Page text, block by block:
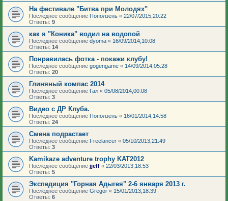
На фестивале "Битва при Молодях"
Последнее сообщение Поползень « 22/07/2015,20:22
Ответы: 9
как я "Коника" водил на водопой
Последнее сообщение dyoma « 16/09/2014,10:08
Ответы: 14
Понравилась фотка - покажи клубу!
Последнее сообщение gogengame « 14/09/2014,05:28
Ответы: 20
Глиняный компас 2014
Последнее сообщение Гал « 05/08/2014,00:08
Ответы: 3
Видео с ДР Клуба.
Последнее сообщение Поползень « 16/01/2014,14:58
Ответы: 24
Смена подрастает
Последнее сообщение Freelancer « 05/10/2013,21:49
Ответы: 3
Kamikaze adventure trophy KAT2012
Последнее сообщение jjeff « 22/03/2013,18:53
Ответы: 5
Экспедиция "Горная Адыгея" 2-6 января 2013 г.
Последнее сообщение Gregor « 15/01/2013,18:39
Ответы: 6